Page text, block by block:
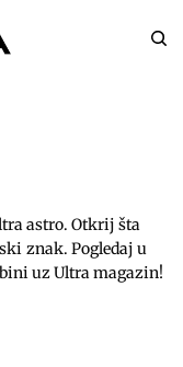
astro. Otkrij šta
znak. Pogledaj u
uz Ultra magazin!